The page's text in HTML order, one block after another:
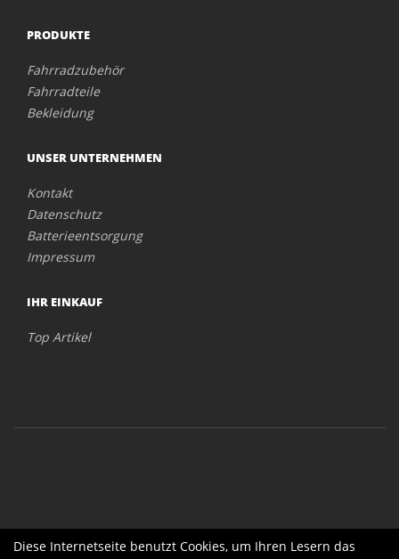
PRODUKTE
Fahrradzubehör
Fahrradteile
Bekleidung
UNSER UNTERNEHMEN
Kontakt
Datenschutz
Batterieentsorgung
Impressum
IHR EINKAUF
Top Artikel
Diese Internetseite benutzt Cookies, um Ihren Lesern das